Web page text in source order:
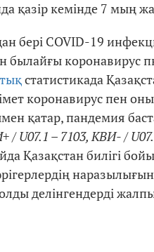
қазір кемінде 7 мың
бері COVID-19
былайғы коронавирус
статистикада
коронавирус пен
қатар, пандемия
/ U07.1 – 7103, КВИ- /
Қазақстан билігі
делінгендерді